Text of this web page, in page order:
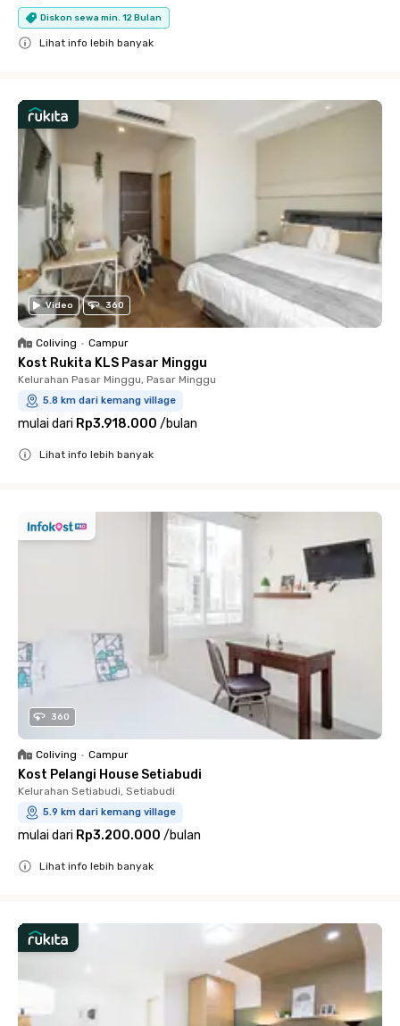
Diskon sewa min. 12 Bulan
Lihat info lebih banyak
Video 360
Coliving • Campur
Kost Rukita KLS Pasar Minggu
Kelurahan Pasar Minggu, Pasar Minggu
5.8 km dari kemang village
mulai dari Rp3.918.000 /bulan
Lihat info lebih banyak
360
Coliving • Campur
Kost Pelangi House Setiabudi
Kelurahan Setiabudi, Setiabudi
5.9 km dari kemang village
mulai dari Rp3.200.000 /bulan
Lihat info lebih banyak